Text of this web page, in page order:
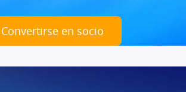
Convertirse en socio